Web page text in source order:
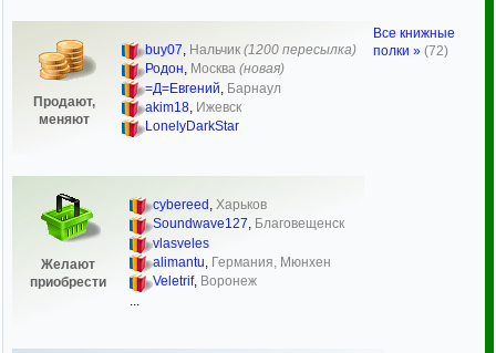
Продают,
меняют
buy07, Нальчик (1200 пересылка)
Родон, Москва (новая)
=Д=Евгений Барнаул
akim18, Ижевск
LonelyDarkStar
Желают
приобрести
cybereed , Харьков
Soundwave127, Благовещенск
vlasveles
alimantu, Германия, Мюнхен
Veletrif, Воронеж
Все книжные
полки » (72)